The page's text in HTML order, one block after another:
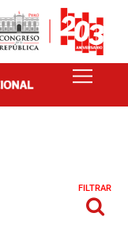
FILTRAR